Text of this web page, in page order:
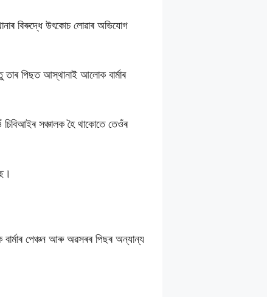
বিৰুদ্ধে উৎকোচ লােৱাৰ অভিযোগ
পিছত আস্থানাই আলোক বাৰ্মাৰ
চিবিআইৰ সঞ্চালক হৈ থাকোতে তেওঁৰ
বাৰ্মাৰ পেঞ্চন আৰু অৱসৰৰ পিছৰ অন্যান্য